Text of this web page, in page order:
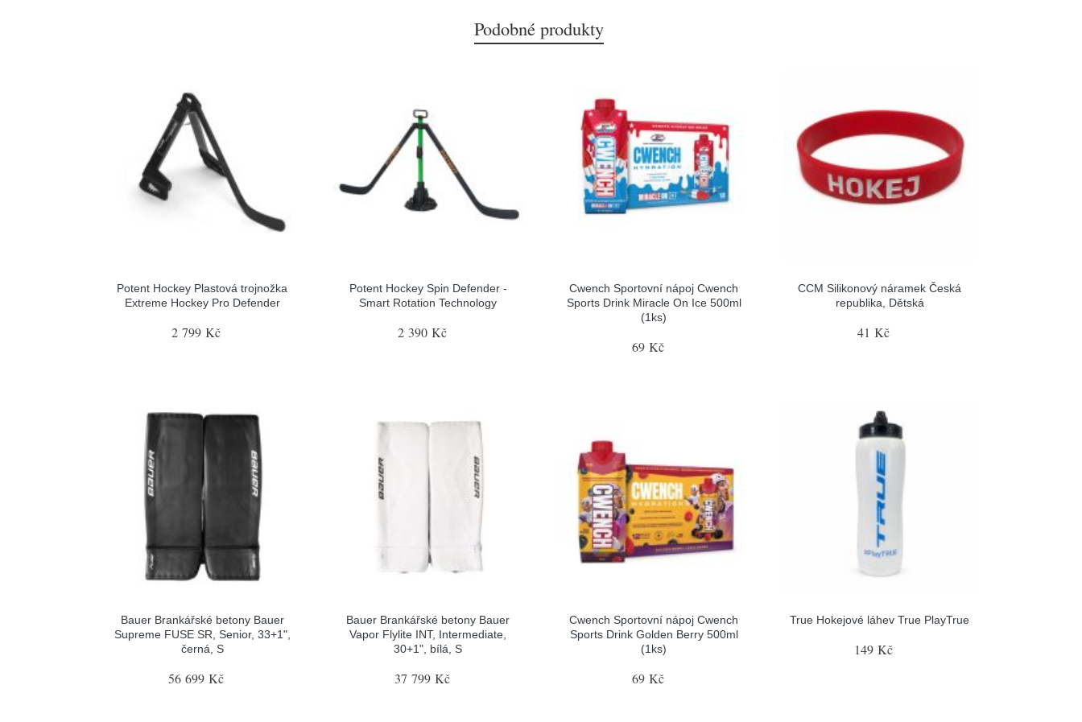
Podobné produkty
Potent Hockey Plastová trojnožka
Extreme Hockey Pro Defender
2 799 Kč
Potent Hockey Spin Defender -
Smart Rotation Technology
2 390 Kč
Cwench Sportovní nápoj Cwench
Sports Drink Miracle On Ice 500ml
(1ks)
69 Kč
CCM Silikonový náramek Česká
republika, Dětská
41 Kč
Bauer Brankářské betony Bauer
Supreme FUSE SR, Senior, 33+1",
černá, S
56 699 Kč
Bauer Brankářské betony Bauer
Vapor Flylite INT, Intermediate,
30+1", bílá, S
37 799 Kč
Cwench Sportovní nápoj Cwench
Sports Drink Golden Berry 500ml
(1ks)
69 Kč
True Hokejové láhev True PlayTrue
149 Kč